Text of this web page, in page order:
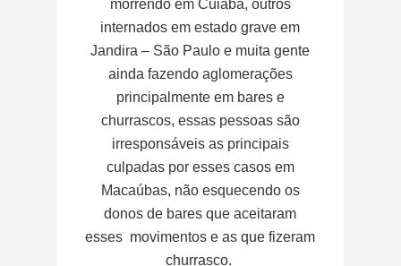
morrendo em Cuiabá, outros
internados em estado grave em
Jandira – São Paulo e muita gente
ainda fazendo aglomerações
principalmente em bares e
churrascos, essas pessoas são
irresponsáveis as principais
culpadas por esses casos em
Macaúbas, não esquecendo os
donos de bares que aceitaram
esses movimentos e as que fizeram
churrasco.